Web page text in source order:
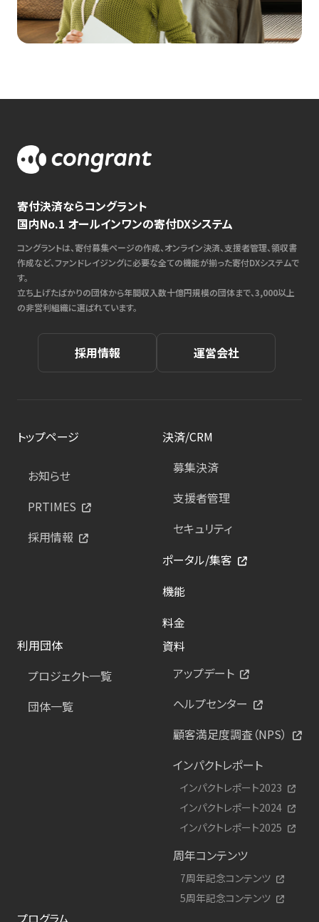
寄付決済ならコングラント
国内No.1 オールインワンの寄付DXシステム
コングラントは、寄付募集ページの作成、オンライン決済、支援者管理、領収書
作成など、ファンドレイジングに必要な全ての機能が揃った寄付DXシステムで
す。
立ち上げたばかりの団体から年間収入数十億円規模の団体まで、3,000以上
の非営利組織に選ばれています。
採用情報 運営会社
トップページ
お知らせ
PRTIMES
採用情報
決済/CRM
募集決済
支援者管理
セキュリティ
ポータル/集客
機能
料金
利用団体
プロジェクト一覧
団体一覧
資料
アップデート
ヘルプセンター
顧客満足度調査（NPS）
インパクトレポート
インパクトレポート2023
インパクトレポート2024
インパクトレポート2025
周年コンテンツ
7周年記念コンテンツ
5周年記念コンテンツ
プログラム